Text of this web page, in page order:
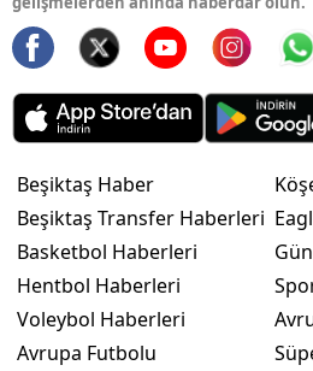
Beşiktaş Haber
Beşiktaş Transfer Haberleri
Basketbol Haberleri
Hentbol Haberleri
Voleybol Haberleri
Avrupa Futbolu